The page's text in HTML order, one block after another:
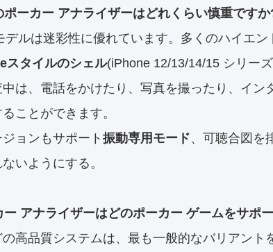
ポーカー アナライザーはどれくらい慎重です
デルは迷彩性に優れています。多くのハイエ
スタイルのシェル(iPhone 12/13/14/15 シリー
は、電話をかけたり、写真を撮ったり、イ
ことができます。
ジョンもサポート 振動専用モード、可聴合図を
いようにする。
ー アナライザーはどのポーカー ゲームをサポ
高品質システムは、最も一般的なバリアント